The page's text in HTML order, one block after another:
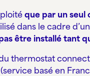
que par un seul
dans le cadre
être installé tant
thermostat
basé en